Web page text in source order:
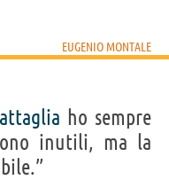
EUGENIO MONTALE
ho sempre
inutili, ma la